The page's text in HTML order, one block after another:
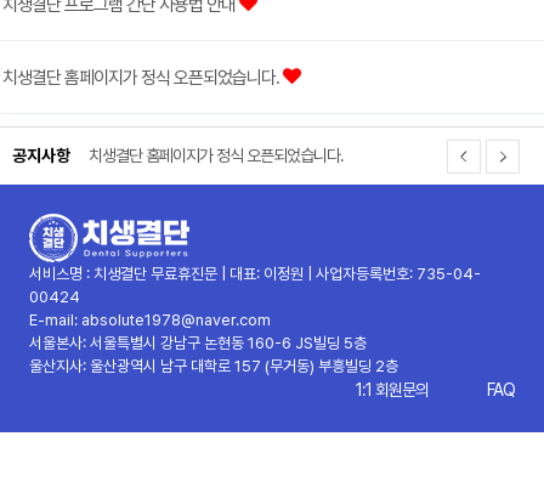
치생결단 프로그램 간단 사용법 안내
치생결단 홈페이지가 정식 오픈되었습니다.
공지사항
치생결단 홈페이지가 정식 오픈되었습니다.
9월 추석 관련 기본 세팅 예제 화면입니다…
치생결단 프로그램 간단 사용법 안내
서비스명 : 치생결단 무료휴진문 | 대표: 이정원 | 사업자등록번호: 735-04-
00424
E-mail: absolute1978@naver.com
서울본사: 서울특별시 강남구 논현동 160-6 JS빌딩 5층
울산지사: 울산광역시 남구 대학로 157 (무거동) 부흥빌딩 2층
1:1 회원문의 FAQ